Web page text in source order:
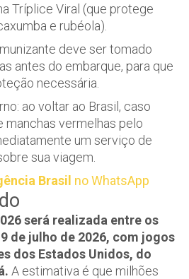
Tríplice Viral (que protege
e rubéola).
deve ser tomado
antes do embarque, para que
necessária.
ao voltar ao Brasil, caso
manchas vermelhas pelo
um serviço de
sua viagem.
Brasil no WhatsApp
será realizada entre os
de julho de 2026, com jogos
dos Estados Unidos, do
A estimativa é que milhões